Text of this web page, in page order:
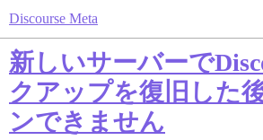
Discourse Meta
新しいサーバーで
クアップを復旧した
ンできません